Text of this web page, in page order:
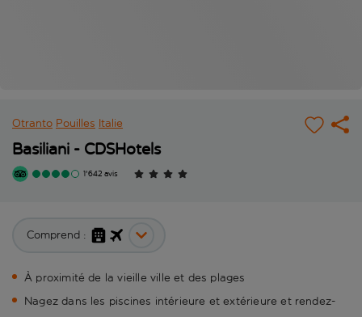
Otranto Pouilles Italie
Basiliani - CDSHotels
1'642 avis
Comprend :
À proximité de la vieille ville et des plages
Nagez dans les piscines intérieure et extérieure et rendez-